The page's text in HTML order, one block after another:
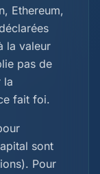
Ethereum,
la valeur
pas de
la
fait foi.
sont
Pour